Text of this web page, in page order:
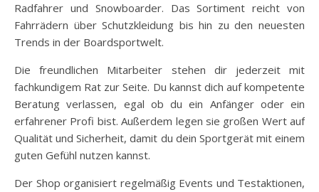
Radfahrer und Snowboarder. Das Sortiment reicht von
Fahrrädern über Schutzkleidung bis hin zu den neuesten
Trends in der Boardsportwelt.
Die freundlichen Mitarbeiter stehen dir jederzeit mit
fachkundigem Rat zur Seite. Du kannst dich auf kompetente
Beratung verlassen, egal ob du ein Anfänger oder ein
erfahrener Profi bist. Außerdem legen sie großen Wert auf
Qualität und Sicherheit, damit du dein Sportgerät mit einem
guten Gefühl nutzen kannst.
Der Shop organisiert regelmäßig Events und Testaktionen,